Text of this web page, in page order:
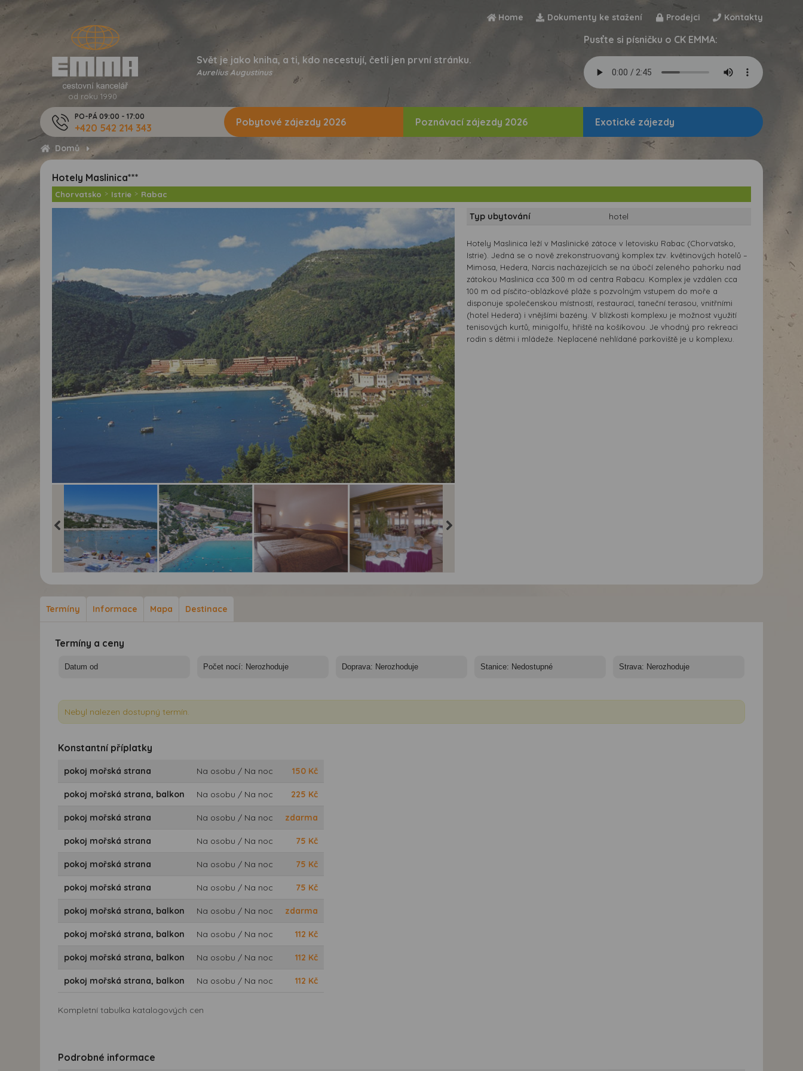
Home Dokumenty ke stažení Prodejci Kontakty
od roku 1990
Svět je jako kniha, a ti, kdo necestují, četli jen první stránku.
Aurelius Augustinus
Pusťte si písničku o CK EMMA:
PO-PÁ 09:00 - 17:00
+420 542 214 343
Domů
Pobytové zájezdy 2026 Poznávací zájezdy 2026 Exotické zájezdy
Hotely Maslinica***
Chorvatsko > Istrie > Rabac
Maslinica*** -
Maslinica
Hotely Maslinica
Hotely Maslinica
Typ ubytování hotel
Hotely Maslinica leží v Maslinické zátoce v letovisku Rabac (Chorvatsko,
Istrie). Jedná se o nově zrekonstruovaný komplex tzv. květinových hotelů –
Mimosa, Hedera, Narcis nacházejících se na úbočí zeleného pahorku nad
zátokou Maslinica cca 300 m od centra Rabacu. Komplex je vzdálen cca
100 m od písčito-oblázkové pláže s pozvolným vstupem do moře a
disponuje společenskou místností, restaurací, taneční terasou, vnitřními
(hotel Hedera) i vnějšími bazény. V blízkosti komplexu je možnost využití
tenisových kurtů, minigolfu, hřiště na košíkovou. Je vhodný pro rekreaci
rodin s dětmi i mládeže. Neplacené nehlídané parkoviště je u komplexu.
Termíny Informace Mapa Destinace
Termíny a ceny
Nebyl nalezen dostupný termín.
Konstantní příplatky
pokoj mořská strana Na osobu / Na noc 150 Kč
pokoj mořská strana, balkon Na osobu / Na noc 225 Kč
pokoj mořská strana Na osobu / Na noc zdarma
pokoj mořská strana Na osobu / Na noc 75 Kč
pokoj mořská strana Na osobu / Na noc 75 Kč
pokoj mořská strana Na osobu / Na noc 75 Kč
pokoj mořská strana, balkon Na osobu / Na noc zdarma
pokoj mořská strana, balkon Na osobu / Na noc 112 Kč
pokoj mořská strana, balkon Na osobu / Na noc 112 Kč
pokoj mořská strana, balkon Na osobu / Na noc 112 Kč
Kompletní tabulka katalogových cen
Podrobné informace